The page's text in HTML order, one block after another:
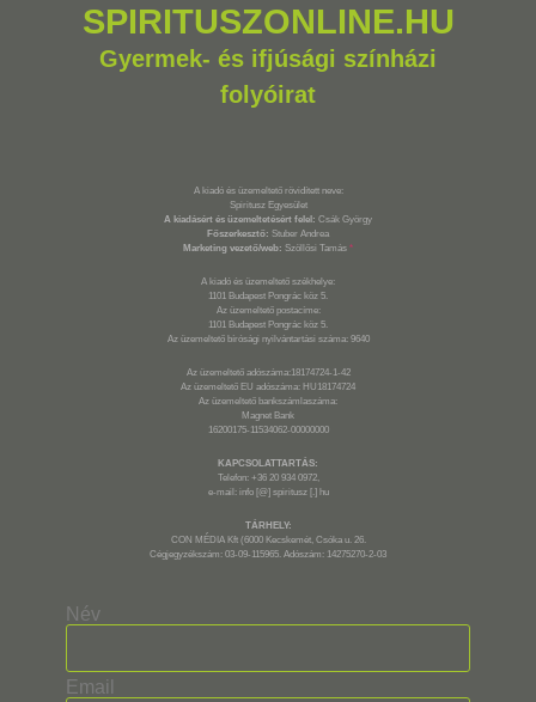
SPIRITUSZONLINE.HU
Gyermek- és ifjúsági színházi
folyóirat
A kiadó és üzemeltető rövidített neve:
Spiritusz Egyesület
A kiadásért és üzemeltetésért felel: Csák György
Főszerkesztő: Stuber Andrea
Marketing vezető/web: Szöllősi Tamás *
A kiadó és üzemeltető székhelye:
1101 Budapest Pongrác köz 5.
Az üzemeltető postacíme:
1101 Budapest Pongrác köz 5.
Az üzemeltető bírósági nyilvántartási száma: 9640
Az üzemeltető adószáma:18174724-1-42
Az üzemeltető EU adószáma: HU18174724
Az üzemeltető bankszámlaszáma:
Magnet Bank
16200175-11534062-00000000
KAPCSOLATTARTÁS:
Telefon: +36 20 934 0972,
e-mail: info [@] spiritusz [.] hu
TÁRHELY:
CON MÉDIA Kft (6000 Kecskemét, Csóka u. 26.
Cégjegyzékszám: 03-09-115965. Adószám: 14275270-2-03
Név
Email